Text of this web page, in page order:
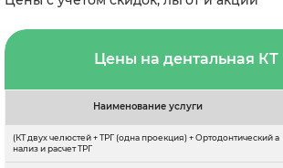
Цены на дентальная КТ
Наименование услуги
(КТ двух челюстей + ТРГ (одна проекция) + Ортодонтический а
нализ и расчет ТРГ